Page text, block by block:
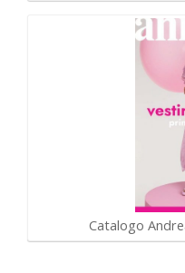
Catalogo